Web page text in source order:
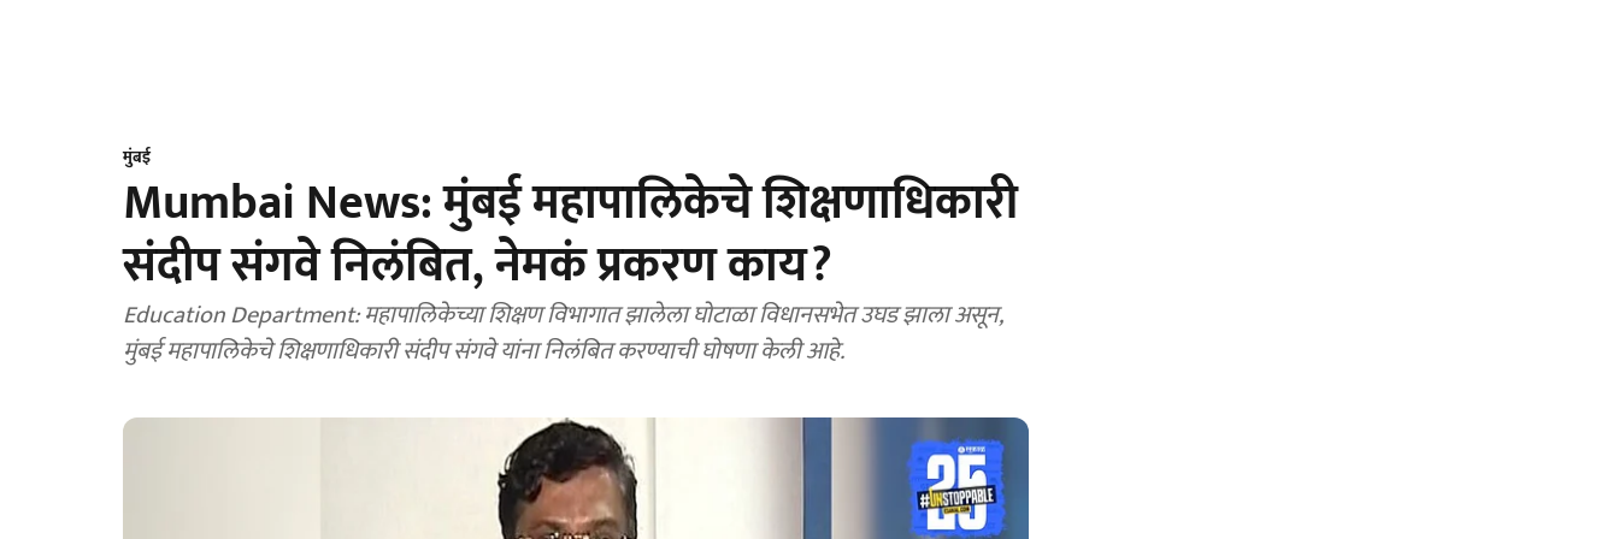
मुंबई
Mumbai News: मुंबई महापालिकेचे शिक्षणाधिकारी
संदीप संगवे निलंबित, नेमकं प्रकरण काय?
Education Department: महापालिकेच्या शिक्षण विभागात झालेला घोटाळा विधानसभेत उघड झाला असून,
मुंबई महापालिकेचे शिक्षणाधिकारी संदीप संगवे यांना निलंबित करण्याची घोषणा केली आहे.